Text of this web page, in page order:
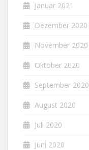
Januar 2021
Dezember 2020
November 2020
Oktober 2020
September 2020
August 2020
Juli 2020
Juni 2020